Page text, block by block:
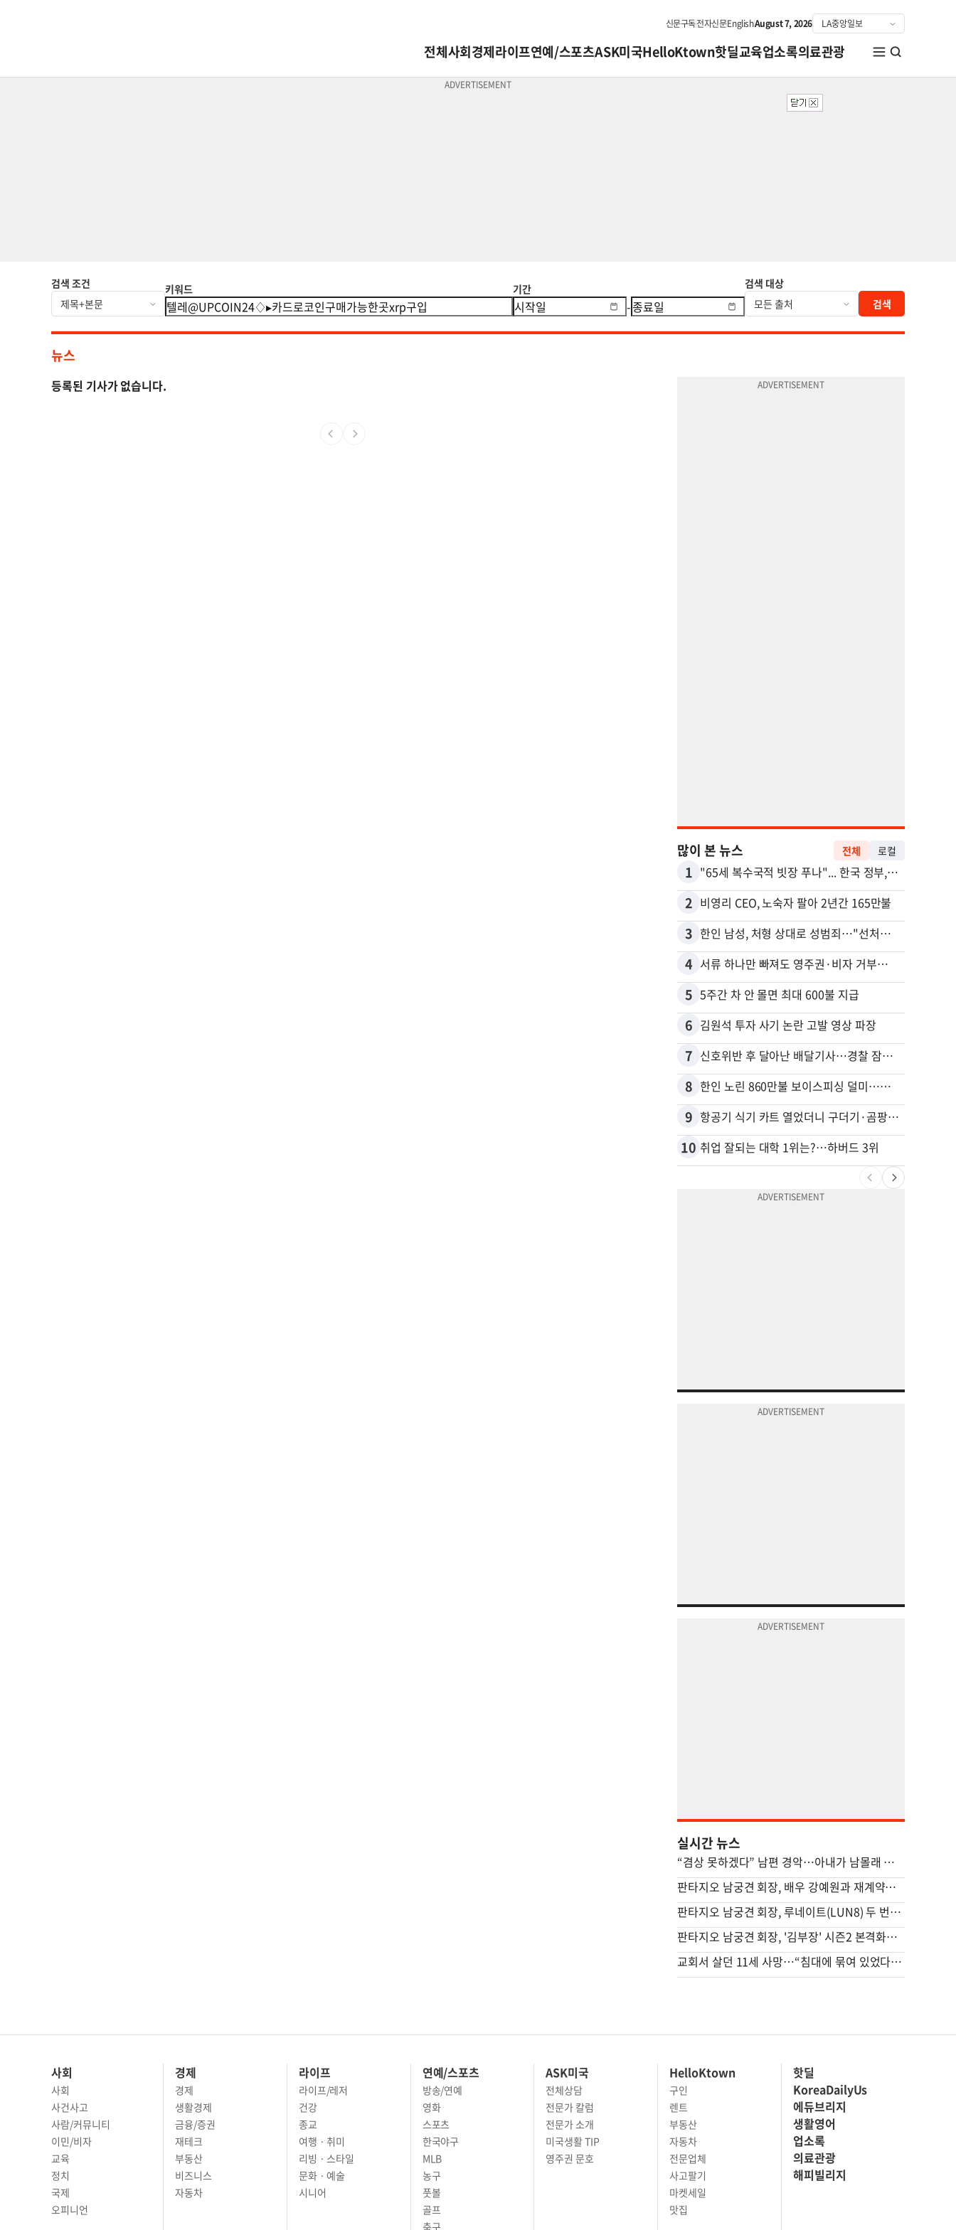
신문구독전자신문EnglishAugust 7, 2026
전체사회경제라이프연예/스포츠ASK미국HelloKtown핫딜교육업소록의료관광
검색 조건 키워드 기간
-
검색 대상
검색
뉴스
등록된 기사가 없습니다.
많이 본 뉴스 전체 로컬
1 "65세 복수국적 빗장 푸나"... 한국 정부, 연령 완화 전면 추진
2 비영리 CEO, 노숙자 팔아 2년간 165만불
3 한인 남성, 처형 상대로 성범죄…"선처해줬더니 배신자 취급"
4 서류 하나만 빠져도 영주권·비자 거부…심사관 재량권 대폭 확대
5 5주간 차 안 몰면 최대 600불 지급
6 김원석 투자 사기 논란 고발 영상 파장
7 신호위반 후 달아난 배달기사…경찰 잠복해 잡고보니 ‘반전’
8 한인 노린 860만불 보이스피싱 덜미…영사관·한국 검찰 사칭
9 항공기 식기 카트 열었더니 구더기·곰팡이…LAX 기내식 업체 논란
10 취업 잘되는 대학 1위는?…하버드 3위
실시간 뉴스
“겸상 못하겠다” 남편 경악…아내가 남몰래 즐긴 ‘충격적 간식’ [이혼의 세계]
판타지오 남궁견 회장, 배우 강예원과 재계약…새 프로필 공개하며 활동 재개
판타지오 남궁견 회장, 루네이트(LUN8) 두 번째 유럽투어 지원…글로벌 활동 확대
판타지오 남궁견 회장, '김부장' 시즌2 본격화… "흥행 신드롬 잇는다"
교회서 살던 11세 사망…“침대에 묶여 있었다” 충격 진술
사회
사회
사건사고
사람/커뮤니티
이민/비자
교육
정치
국제
오피니언
경제
경제
생활경제
금융/증권
재테크
부동산
비즈니스
자동차
라이프
라이프/레저
건강
종교
여행 · 취미
리빙 · 스타일
문화 · 예술
시니어
연예/스포츠
방송/연예
영화
스포츠
한국야구
MLB
농구
풋볼
골프
축구
ASK미국
전체상담
전문가 칼럼
전문가 소개
미국생활 TIP
영주권 문호
HelloKtown
구인
렌트
부동산
자동차
전문업체
사고팔기
마켓세일
맛집
핫딜
KoreaDailyUs
에듀브리지
생활영어
업소록
의료관광
해피빌리지